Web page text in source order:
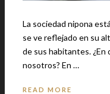
La sociedad nipona
se ve reflejado en su
de sus habitantes. ¿En qué se diferencian ellos de
nosotros? En …
READ MORE